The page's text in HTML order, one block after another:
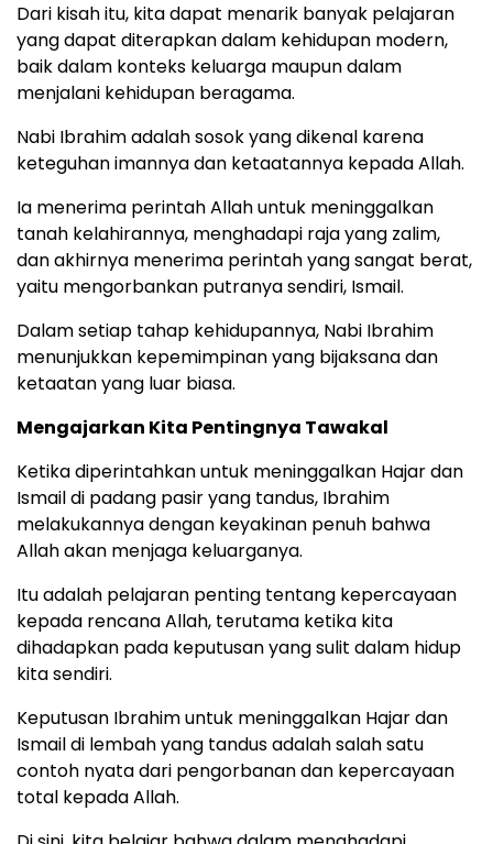
Dari kisah itu, kita dapat menarik banyak pelajaran
yang dapat diterapkan dalam kehidupan modern,
baik dalam konteks keluarga maupun dalam
menjalani kehidupan beragama.
Nabi Ibrahim adalah sosok yang dikenal karena
keteguhan imannya dan ketaatannya kepada Allah.
Ia menerima perintah Allah untuk meninggalkan
tanah kelahirannya, menghadapi raja yang zalim,
dan akhirnya menerima perintah yang sangat berat,
yaitu mengorbankan putranya sendiri, Ismail.
Dalam setiap tahap kehidupannya, Nabi Ibrahim
menunjukkan kepemimpinan yang bijaksana dan
ketaatan yang luar biasa.
Mengajarkan Kita Pentingnya Tawakal
Ketika diperintahkan untuk meninggalkan Hajar dan
Ismail di padang pasir yang tandus, Ibrahim
melakukannya dengan keyakinan penuh bahwa
Allah akan menjaga keluarganya.
Itu adalah pelajaran penting tentang kepercayaan
kepada rencana Allah, terutama ketika kita
dihadapkan pada keputusan yang sulit dalam hidup
kita sendiri.
Keputusan Ibrahim untuk meninggalkan Hajar dan
Ismail di lembah yang tandus adalah salah satu
contoh nyata dari pengorbanan dan kepercayaan
total kepada Allah.